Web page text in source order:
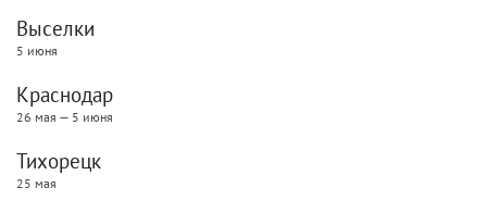
Выселки
5 июня
Краснодар
26 мая — 5 июня
Тихорецк
25 мая